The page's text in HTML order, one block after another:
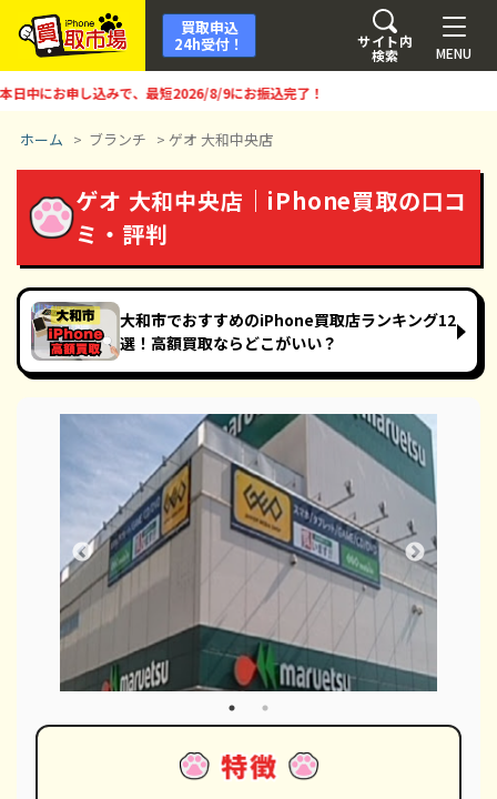
MENU
サイト内
検索
買取申込
24h受付！
お申し込みで、最短2026/8/9にお振込完了！
ホーム > ブランチ > ゲオ 大和中央店
ゲオ 大和中央店｜iPhone買取の口コ
ミ・評判
大和市でおすすめのiPhone買取店ランキング12
選！高額買取ならどこがいい？